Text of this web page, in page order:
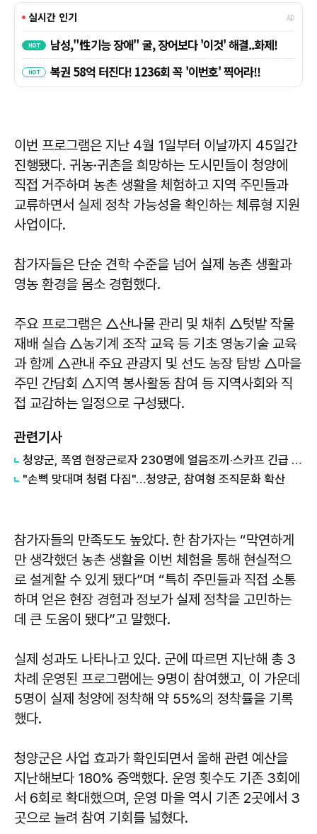
이번 프로그램은 지난 4월 1일부터 이날까지 45일간
진행됐다. 귀농·귀촌을 희망하는 도시민들이 청양에
직접 거주하며 농촌 생활을 체험하고 지역 주민들과
교류하면서 실제 정착 가능성을 확인하는 체류형 지원
사업이다.
참가자들은 단순 견학 수준을 넘어 실제 농촌 생활과
영농 환경을 몸소 경험했다.
주요 프로그램은 △산나물 관리 및 채취 △텃밭 작물
재배 실습 △농기계 조작 교육 등 기초 영농기술 교육
과 함께 △관내 주요 관광지 및 선도 농장 탐방 △마을
주민 간담회 △지역 봉사활동 참여 등 지역사회와 직
접 교감하는 일정으로 구성됐다.
관련기사
청양군, 폭염 현장근로자 230명에 얼음조끼·스카프 긴급 지원
"손뼉 맞대며 청렴 다짐"…청양군, 참여형 조직문화 확산
참가자들의 만족도도 높았다. 한 참가자는 “막연하게
만 생각했던 농촌 생활을 이번 체험을 통해 현실적으
로 설계할 수 있게 됐다”며 “특히 주민들과 직접 소통
하며 얻은 현장 경험과 정보가 실제 정착을 고민하는
데 큰 도움이 됐다”고 말했다.
실제 성과도 나타나고 있다. 군에 따르면 지난해 총 3
차례 운영된 프로그램에는 9명이 참여했고, 이 가운데
5명이 실제 청양에 정착해 약 55%의 정착률을 기록
했다.
청양군은 사업 효과가 확인되면서 올해 관련 예산을
지난해보다 180% 증액했다. 운영 횟수도 기존 3회에
서 6회로 확대했으며, 운영 마을 역시 기존 2곳에서 3
곳으로 늘려 참여 기회를 넓혔다.